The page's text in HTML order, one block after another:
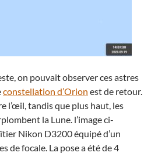
on pouvait observer ces astres
constellation d’Orion est de retour.
l’œil, tandis que plus haut, les
la Lune. l’image ci-
Nikon D3200 équipé d’un
de focale. La pose a été de 4